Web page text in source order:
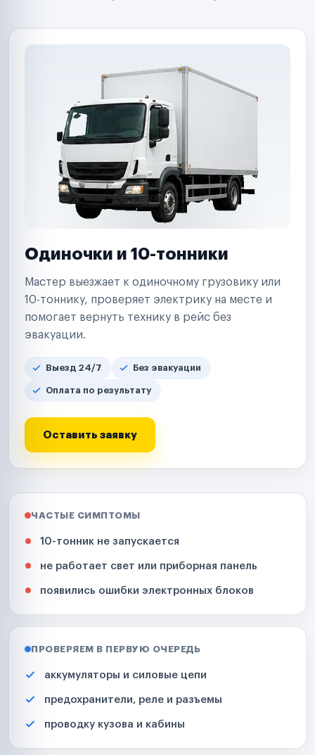
Одиночки и 10-тонники
Мастер выезжает к одиночному грузовику или
10-тоннику, проверяет электрику на месте и
помогает вернуть технику в рейс без
эвакуации.
Выезд 24/7 Без эвакуации
Оплата по результату
Оставить заявку
ЧАСТЫЕ СИМПТОМЫ
10-тонник не запускается
не работает свет или приборная панель
появились ошибки электронных блоков
ПРОВЕРЯЕМ В ПЕРВУЮ ОЧЕРЕДЬ
аккумуляторы и силовые цепи
предохранители, реле и разъемы
проводку кузова и кабины